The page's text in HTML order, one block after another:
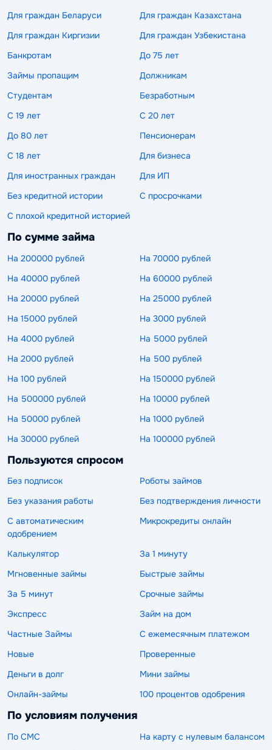
Для граждан Беларуси
Для граждан Казахстана
Для граждан Киргизии
Для граждан Узбекистана
Банкротам
До 75 лет
Займы пропащим
Должникам
Студентам
Безработным
С 19 лет
С 20 лет
До 80 лет
Пенсионерам
С 18 лет
Для бизнеса
Для иностранных граждан
Для ИП
Без кредитной истории
С просрочками
С плохой кредитной историей
По сумме займа
На 200000 рублей
На 70000 рублей
На 40000 рублей
На 60000 рублей
На 20000 рублей
На 25000 рублей
На 15000 рублей
На 3000 рублей
На 4000 рублей
На 5000 рублей
На 2000 рублей
На 500 рублей
На 100 рублей
На 150000 рублей
На 500000 рублей
На 10000 рублей
На 50000 рублей
На 1000 рублей
На 30000 рублей
На 100000 рублей
Пользуются спросом
Без подписок
Роботы займов
Без указания работы
Без подтверждения личности
С автоматическим
одобрением
Микрокредиты онлайн
Калькулятор
За 1 минуту
Мгновенные займы
Быстрые займы
За 5 минут
Срочные займы
Экспресс
Займ на дом
Частные Займы
С ежемесячным платежом
Новые
Проверенные
Деньги в долг
Мини займы
Онлайн-займы
100 процентов одобрения
По условиям получения
По СМС
На карту с нулевым балансом